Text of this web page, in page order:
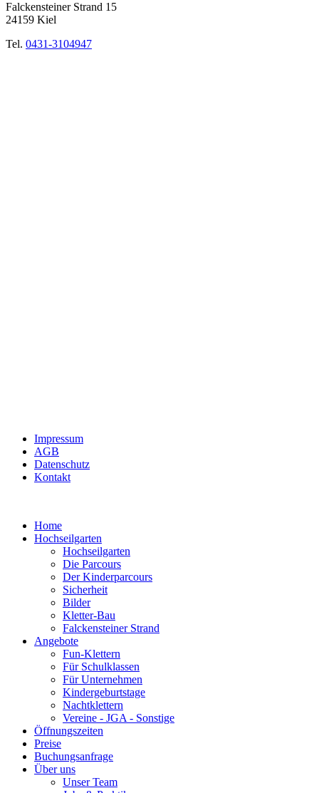
Falckensteiner Strand 15
24159 Kiel
Tel. 0431-3104947
Impressum
AGB
Datenschutz
Kontakt
Home
Hochseilgarten
Hochseilgarten
Die Parcours
Der Kinderparcours
Sicherheit
Bilder
Kletter-Bau
Falckensteiner Strand
Angebote
Fun-Klettern
Für Schulklassen
Für Unternehmen
Kindergeburtstage
Nachtklettern
Vereine - JGA - Sonstige
Öffnungszeiten
Preise
Buchungsanfrage
Über uns
Unser Team